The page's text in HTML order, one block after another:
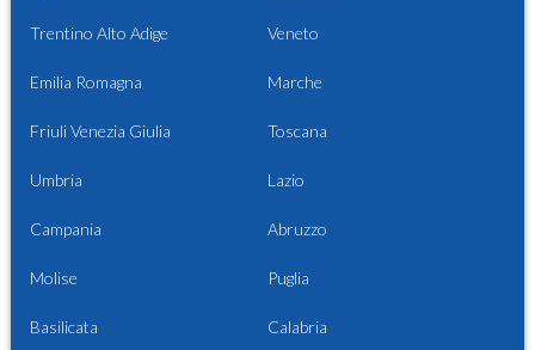
Trentino Alto Adige Veneto
Emilia Romagna Marche
Friuli Venezia Giulia Toscana
Umbria Lazio
Campania Abruzzo
Molise Puglia
Basilicata Calabria